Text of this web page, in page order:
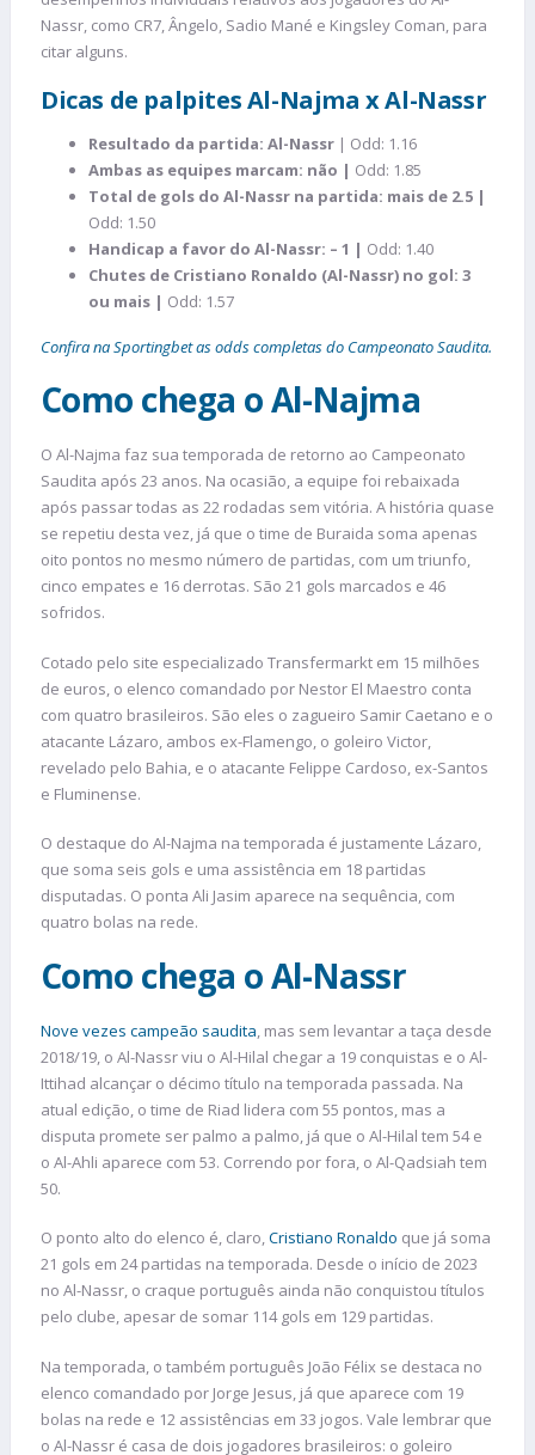
Nassr, como CR7, Ângelo, Sadio Mané e Kingsley Coman, para
citar alguns.
Dicas de palpites Al-Najma x Al-Nassr
Resultado da partida: Al-Nassr | Odd: 1.16
Ambas as equipes marcam: não | Odd: 1.85
Total de gols do Al-Nassr na partida: mais de 2.5 |
Odd: 1.50
Handicap a favor do Al-Nassr: – 1 | Odd: 1.40
Chutes de Cristiano Ronaldo (Al-Nassr) no gol: 3
ou mais | Odd: 1.57
Confira na Sportingbet as odds completas do Campeonato Saudita.
Como chega o Al-Najma
O Al-Najma faz sua temporada de retorno ao Campeonato
Saudita após 23 anos. Na ocasião, a equipe foi rebaixada
após passar todas as 22 rodadas sem vitória. A história quase
se repetiu desta vez, já que o time de Buraida soma apenas
oito pontos no mesmo número de partidas, com um triunfo,
cinco empates e 16 derrotas. São 21 gols marcados e 46
sofridos.
Cotado pelo site especializado Transfermarkt em 15 milhões
de euros, o elenco comandado por Nestor El Maestro conta
com quatro brasileiros. São eles o zagueiro Samir Caetano e o
atacante Lázaro, ambos ex-Flamengo, o goleiro Victor,
revelado pelo Bahia, e o atacante Felippe Cardoso, ex-Santos
e Fluminense.
O destaque do Al-Najma na temporada é justamente Lázaro,
que soma seis gols e uma assistência em 18 partidas
disputadas. O ponta Ali Jasim aparece na sequência, com
quatro bolas na rede.
Como chega o Al-Nassr
Nove vezes campeão saudita, mas sem levantar a taça desde
2018/19, o Al-Nassr viu o Al-Hilal chegar a 19 conquistas e o Al-
Ittihad alcançar o décimo título na temporada passada. Na
atual edição, o time de Riad lidera com 55 pontos, mas a
disputa promete ser palmo a palmo, já que o Al-Hilal tem 54 e
o Al-Ahli aparece com 53. Correndo por fora, o Al-Qadsiah tem
50.
O ponto alto do elenco é, claro,Cristiano Ronaldo que já soma
21 gols em 24 partidas na temporada. Desde o início de 2023
no Al-Nassr, o craque português ainda não conquistou títulos
pelo clube, apesar de somar 114 gols em 129 partidas.
Na temporada, o também português João Félix se destaca no
elenco comandado por Jorge Jesus, já que aparece com 19
bolas na rede e 12 assistências em 33 jogos. Vale lembrar que
o Al-Nassr é casa de dois jogadores brasileiros: o goleiro